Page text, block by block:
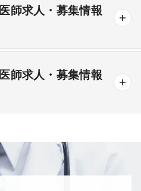
眼科 耳鼻咽喉科
病理科 その他
与インセンティブ制度あり
務可能
セカンドキャリア歓迎
師求人・募集情報
師求人・募集情報